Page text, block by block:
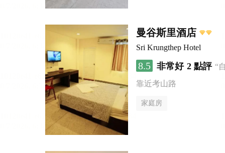
曼谷斯里酒店
Sri Krungthep Hotel
8.5 非常好 2 點評 “
靠近考山路
家庭房